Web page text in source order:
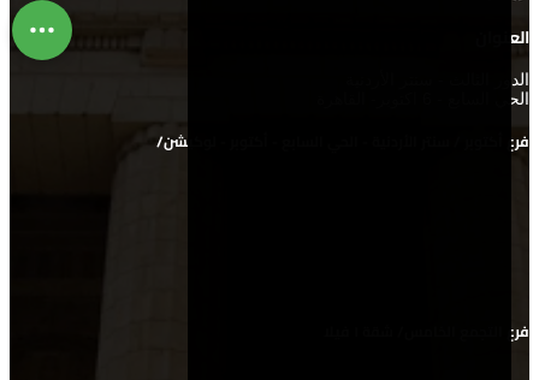
العنوان
الدور الثالث - سنتر اﻷردنية
الحي السابع - 6 اكتوبر- القاهرة
فرع أكتوبر / سنتر الأردنية - الحي السابع - أكتوبر - لوكيشن/
فرع التجمع الخامس/ شقة ١ فيلا